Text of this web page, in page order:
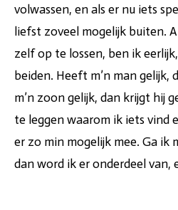
volwassen, en als er nu iets
liefst zoveel mogelijk buiten.
zelf op te lossen, ben ik
beiden. Heeft m’n man
m’n zoon gelijk, dan krijgt hij
te leggen waarom ik iets vind
er zo min mogelijk mee. Ga ik
dan word ik er onderdeel van,